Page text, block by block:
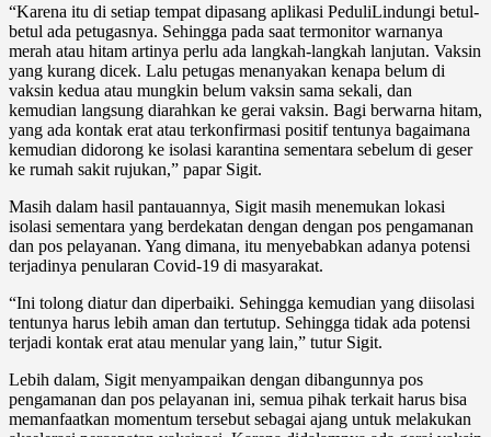
“Karena itu di setiap tempat dipasang aplikasi PeduliLindungi betul-
betul ada petugasnya. Sehingga pada saat termonitor warnanya
merah atau hitam artinya perlu ada langkah-langkah lanjutan. Vaksin
yang kurang dicek. Lalu petugas menanyakan kenapa belum di
vaksin kedua atau mungkin belum vaksin sama sekali, dan
kemudian langsung diarahkan ke gerai vaksin. Bagi berwarna hitam,
yang ada kontak erat atau terkonfirmasi positif tentunya bagaimana
kemudian didorong ke isolasi karantina sementara sebelum di geser
ke rumah sakit rujukan,” papar Sigit.
Masih dalam hasil pantauannya, Sigit masih menemukan lokasi
isolasi sementara yang berdekatan dengan dengan pos pengamanan
dan pos pelayanan. Yang dimana, itu menyebabkan adanya potensi
terjadinya penularan Covid-19 di masyarakat.
“Ini tolong diatur dan diperbaiki. Sehingga kemudian yang diisolasi
tentunya harus lebih aman dan tertutup. Sehingga tidak ada potensi
terjadi kontak erat atau menular yang lain,” tutur Sigit.
Lebih dalam, Sigit menyampaikan dengan dibangunnya pos
pengamanan dan pos pelayanan ini, semua pihak terkait harus bisa
memanfaatkan momentum tersebut sebagai ajang untuk melakukan